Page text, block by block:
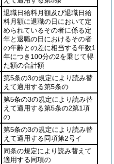
退職日給料月額及び退職日給
料月額に退職の日において定
められているその者に係る定
年と退職の日におけるその者
の年齢との差に相当する年数1
年につき100分の2を乗じて得
た額の合計額
第5条の3の規定により読み替
えて適用する第5条の
第5条の3の規定により読み替
えて適用する第5条の2第1項
の
第5条の3の規定により読み替
えて適用する同項第2号イ
同条の規定により読み替えて
適用する同項の